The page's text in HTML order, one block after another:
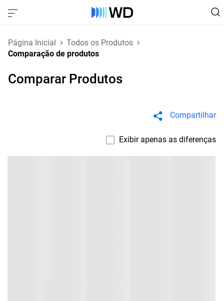
Página Inicial
Todos os Produtos
Comparação de produtos
Comparar Produtos
Compartilhar
Exibir apenas as diferenças